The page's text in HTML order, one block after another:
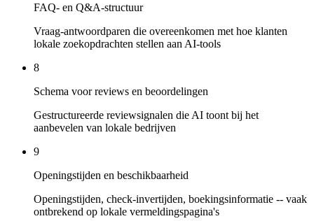
FAQ- en Q&A-structuur
Vraag-antwoordparen die overeenkomen met hoe klanten
lokale zoekopdrachten stellen aan AI-tools
8
Schema voor reviews en beoordelingen
Gestructureerde reviewsignalen die AI toont bij het
aanbevelen van lokale bedrijven
9
Openingstijden en beschikbaarheid
Openingstijden, check-invertijden, boekingsinformatie -- vaak
ontbrekend op lokale vermeldingspagina's